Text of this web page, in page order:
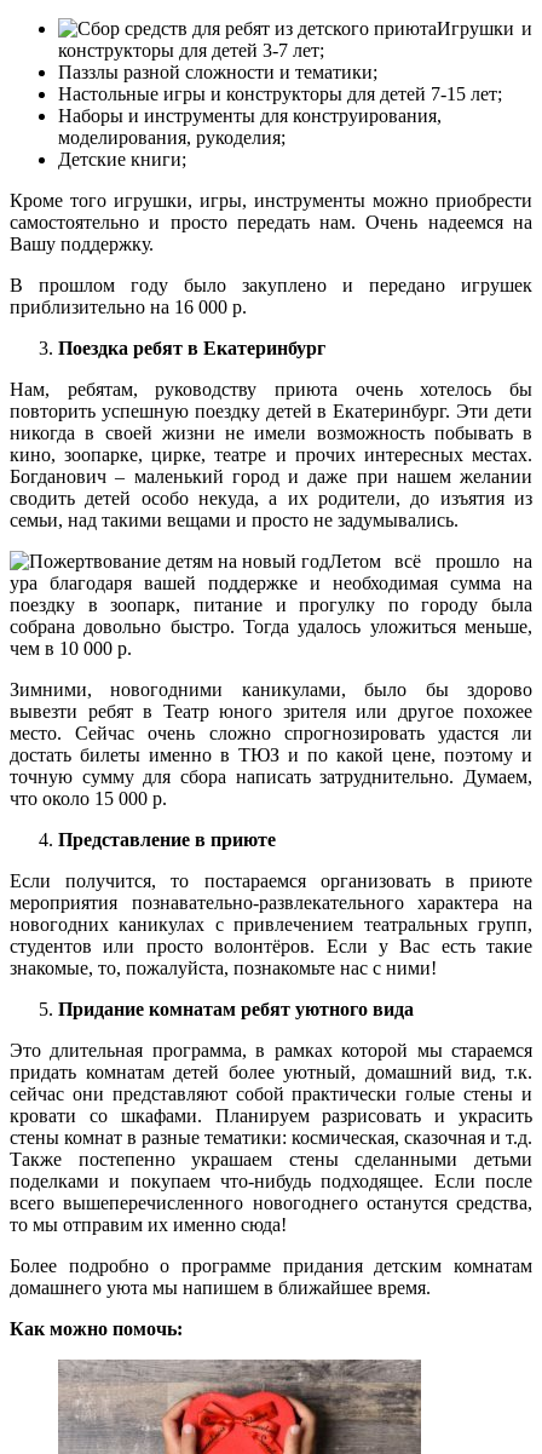
Игрушки и
конструкторы для детей 3-7 лет;
Паззлы разной сложности и тематики;
Настольные игры и конструкторы для детей 7-15 лет;
Наборы и инструменты для конструирования,
моделирования, рукоделия;
Детские книги;
Кроме того игрушки, игры, инструменты можно приобрести
самостоятельно и просто передать нам. Очень надеемся на
Вашу поддержку.
В прошлом году было закуплено и передано игрушек
приблизительно на 16 000 р.
Поездка ребят в Екатеринбург
Нам, ребятам, руководству приюта очень хотелось бы
повторить успешную поездку детей в Екатеринбург. Эти дети
никогда в своей жизни не имели возможность побывать в
кино, зоопарке, цирке, театре и прочих интересных местах.
Богданович – маленький город и даже при нашем желании
сводить детей особо некуда, а их родители, до изъятия из
семьи, над такими вещами и просто не задумывались.
Летом всё прошло на
ура благодаря вашей поддержке и необходимая сумма на
поездку в зоопарк, питание и прогулку по городу была
собрана довольно быстро. Тогда удалось уложиться меньше,
чем в 10 000 р.
Зимними, новогодними каникулами, было бы здорово
вывезти ребят в Театр юного зрителя или другое похожее
место. Сейчас очень сложно спрогнозировать удастся ли
достать билеты именно в ТЮЗ и по какой цене, поэтому и
точную сумму для сбора написать затруднительно. Думаем,
что около 15 000 р.
Представление в приюте
Если получится, то постараемся организовать в приюте
мероприятия познавательно-развлекательного характера на
новогодних каникулах с привлечением театральных групп,
студентов или просто волонтёров. Если у Вас есть такие
знакомые, то, пожалуйста, познакомьте нас с ними!
Придание комнатам ребят уютного вида
Это длительная программа, в рамках которой мы стараемся
придать комнатам детей более уютный, домашний вид, т.к.
сейчас они представляют собой практически голые стены и
кровати со шкафами. Планируем разрисовать и украсить
стены комнат в разные тематики: космическая, сказочная и т.д.
Также постепенно украшаем стены сделанными детьми
поделками и покупаем что-нибудь подходящее. Если после
всего вышеперечисленного новогоднего останутся средства,
то мы отправим их именно сюда!
Более подробно о программе придания детским комнатам
домашнего уюта мы напишем в ближайшее время.
Как можно помочь: